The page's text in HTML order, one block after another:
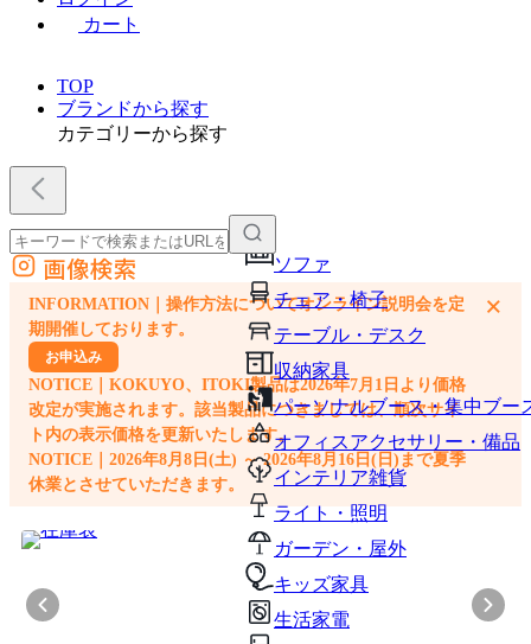
カート
TOP
ブランドから探す
カテゴリーから探す
ソファ
チェア・椅子
テーブル・デスク
収納家具
パーソナルブース・集中ブー
オフィスアクセサリー・備品
インテリア雑貨
ライト・照明
ガーデン・屋外
キッズ家具
生活家電
外部サイトの商品をカートに追加
他のサイトで見つけた商品ページのURLを貼り付けて、カートに追加できます
画像検索
INFORMATION｜操作方法についてオンライン説明会を定
期開催しております。
お申込み
NOTICE｜KOKUYO、ITOKI製品は2026年7月1日より価格
改定が実施されます。該当製品につきましては、順次サイ
ト内の表示価格を更新いたします。
NOTICE｜2026年8月8日(土) ～ 2026年8月16日(日)まで夏季
休業とさせていただきます。
×